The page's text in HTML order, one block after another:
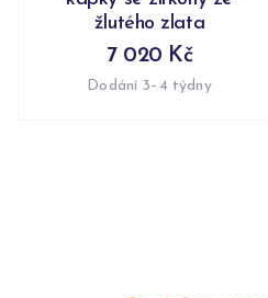
žlutého zlata
7 020 Kč
Dodání 3–4 týdny